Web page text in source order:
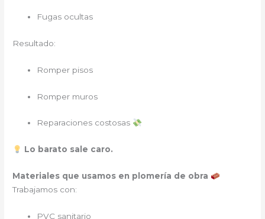
Fugas ocultas
Resultado:
Romper pisos
Romper muros
Reparaciones costosas
Lo barato sale caro.
Materiales que usamos en plomería de obra
Trabajamos con:
PVC sanitario